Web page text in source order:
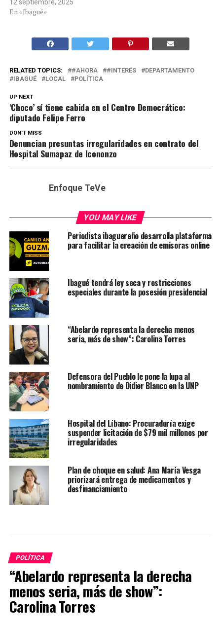
12 septiembre, 2025
En «Ibagué»
RELATED TOPICS: #AHORA #INTERÉS
DEPARTAMENTO
IBAGUÉ
LOCAL POLÍTICA
UP NEXT
‘Choco’ sí tiene cabida en el Centro Democrático:
diputado Felipe Ferro
DON'T MISS
Denuncian presuntas irregularidades en contrato del
Hospital Sumapaz de Icononzo
Enfoque TeVe
YOU MAY LIKE
Periodista ibaguereño desarrolla plataforma
para facilitar la creación de emisoras online
Ibagué tendrá ley seca y restricciones
especiales durante la posesión presidencial
“Abelardo representa la derecha menos
seria, más de show”: Carolina Torres
Defensora del Pueblo le pone la lupa al
nombramiento de Didier Blanco en la UNP
Hospital del Líbano: Procuraduría exige
suspender licitación de $79 mil millones por
irregularidades
Plan de choque en salud: Ana María Vesga
priorizará entrega de medicamentos y
desfinanciamiento
POLÍTICA
“Abelardo representa la derecha
menos seria, más de show”:
Carolina Torres